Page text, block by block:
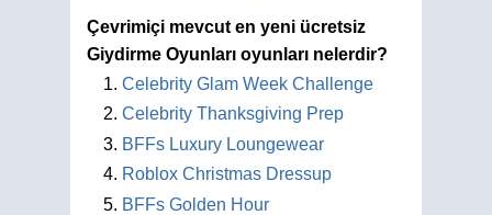
Çevrimiçi mevcut en yeni ücretsiz
Giydirme Oyunları oyunları nelerdir?
Celebrity Glam Week Challenge
Celebrity Thanksgiving Prep
BFFs Luxury Loungewear
Roblox Christmas Dressup
BFFs Golden Hour